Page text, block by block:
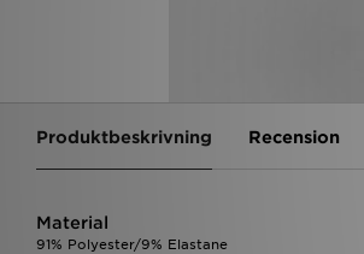
Produktbeskrivning Recension
Material
91% Polyester/9% Elastane